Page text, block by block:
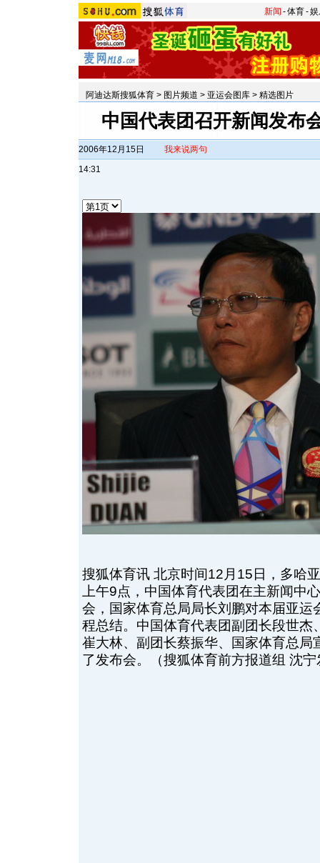
新闻 -体育-
阿迪达斯搜狐体育 > 图片频道 > 亚运会图库 > 精选图片
中国代表团召开新闻发布
2006年12月15日
14:31
我来说两句
搜狐体育讯 北京时间12月15日，多哈
上午9点，中国体育代表团在主新闻中
会，国家体育总局局长刘鹏对本届亚运
程总结。中国体育代表团副团长段世杰
崔大林、副团长蔡振华、国家体育总局
了发布会。（搜狐体育前方报道组 沈